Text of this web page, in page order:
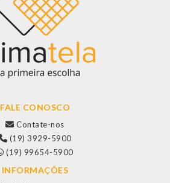
FALE CONOSCO
Contate-nos
(19) 3929-5900
(19) 99654-5900
INFORMAÇÕES